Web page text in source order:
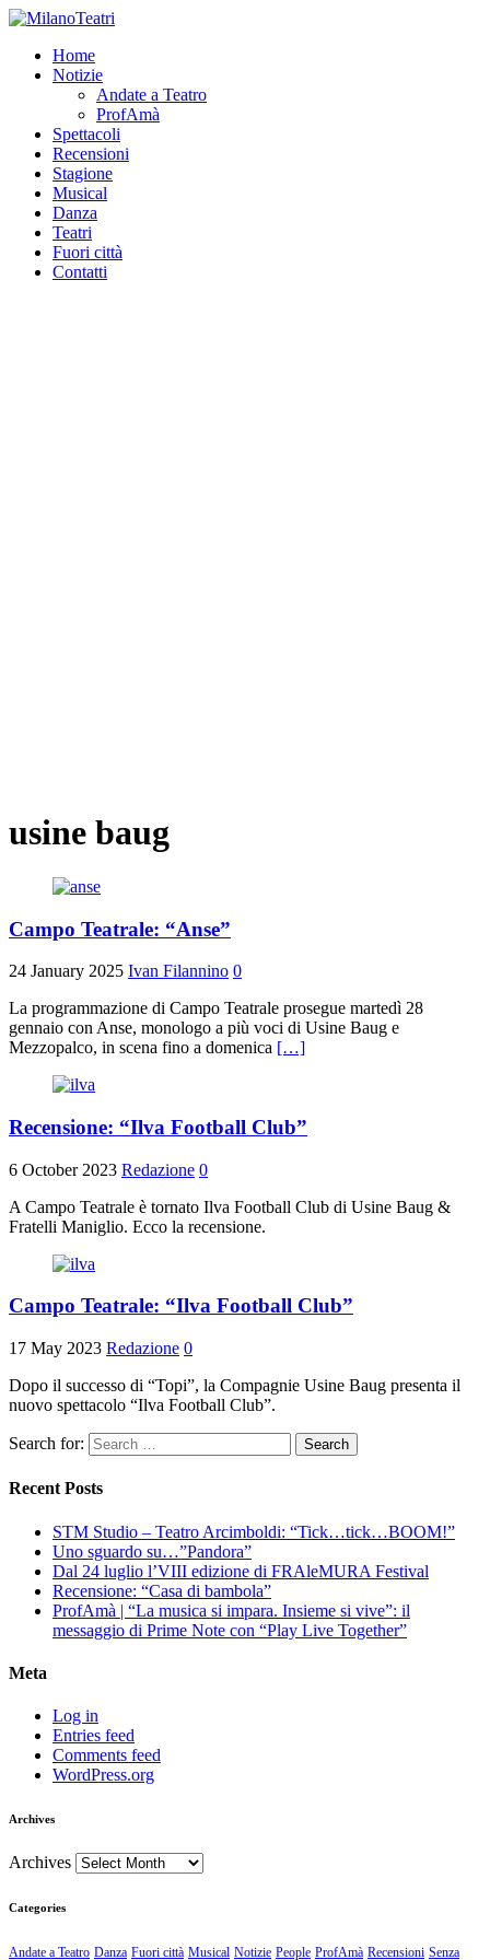
Home
Notizie
Andate a Teatro
ProfAmà
Spettacoli
Recensioni
Stagione
Musical
Danza
Teatri
Fuori città
Contatti
usine baug
Campo Teatrale: “Anse”
24 January 2025 Ivan Filannino 0
La programmazione di Campo Teatrale prosegue martedì 28
gennaio con Anse, monologo a più voci di Usine Baug e
Mezzopalco, in scena fino a domenica […]
Recensione: “Ilva Football Club”
6 October 2023 Redazione 0
A Campo Teatrale è tornato Ilva Football Club di Usine Baug &
Fratelli Maniglio. Ecco la recensione.
Campo Teatrale: “Ilva Football Club”
17 May 2023 Redazione 0
Dopo il successo di “Topi”, la Compagnie Usine Baug presenta il
nuovo spettacolo “Ilva Football Club”.
Search for:
Recent Posts
STM Studio – Teatro Arcimboldi: “Tick…tick…BOOM!”
Uno sguardo su…”Pandora”
Dal 24 luglio l’VIII edizione di FRAleMURA Festival
Recensione: “Casa di bambola”
ProfAmà | “La musica si impara. Insieme si vive”: il
messaggio di Prime Note con “Play Live Together”
Meta
Log in
Entries feed
Comments feed
WordPress.org
Archives
Archives
Categories
Andate a Teatro Danza Fuori città Musical Notizie People ProfAmà Recensioni Senza